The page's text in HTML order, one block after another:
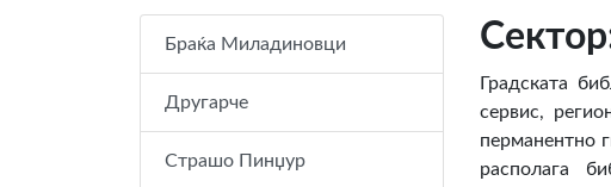
Браќа Миладиновци
Другарче
Страшо Пинџур
Градската
сервис,
перманентно
располага